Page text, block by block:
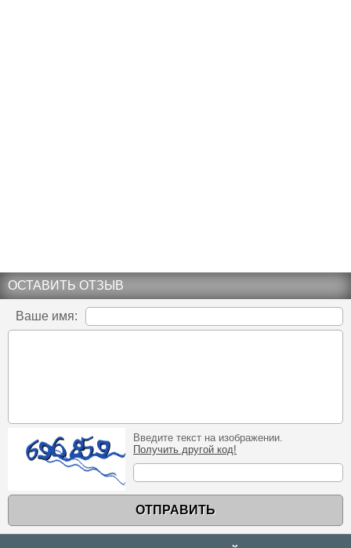
ОСТАВИТЬ ОТЗЫВ
Ваше имя:
Введите текст на изображении.
Получить другой код!
ОТПРАВИТЬ